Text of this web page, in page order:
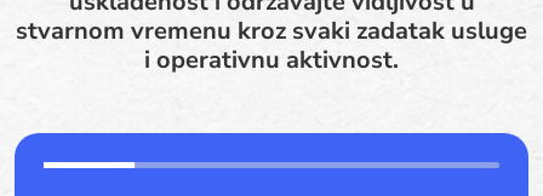
stvarnom vremenu kroz svaki zadatak usluge
i operativnu aktivnost.